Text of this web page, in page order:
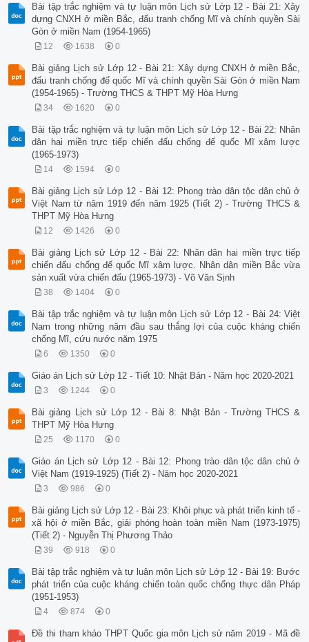
Bài tập trắc nghiệm và tự luận môn Lịch sử Lớp 12 - Bài 21: Xây
dựng CNXH ở miền Bắc, đấu tranh chống Mĩ và chính quyền Sài
Gòn ở miền Nam (1954-1965)
12 1638 0
Bài giảng Lịch sử Lớp 12 - Bài 21: Xây dựng CNXH ở miền Bắc,
đấu tranh chống đế quốc Mĩ và chính quyền Sài Gòn ở miền Nam
(1954-1965) - Trường THCS & THPT Mỹ Hòa Hưng
34 1620 0
Bài tập trắc nghiệm và tự luận môn Lịch sử Lớp 12 - Bài 22: Nhân
dân hai miền trực tiếp chiến đấu chống đế quốc Mĩ xâm lược
(1965-1973)
14 1594 0
Bài giảng Lịch sử Lớp 12 - Bài 12: Phong trào dân tộc dân chủ ở
Việt Nam từ năm 1919 đến năm 1925 (Tiết 2) - Trường THCS &
THPT Mỹ Hòa Hưng
12 1426 0
Bài giảng Lịch sử Lớp 12 - Bài 22: Nhân dân hai miền trực tiếp
chiến đấu chống đế quốc Mĩ xâm lược. Nhân dân miền Bắc vừa
sản xuất vừa chiến đấu (1965-1973) - Võ Văn Sịnh
38 1404 0
Bài tập trắc nghiệm và tự luận môn Lịch sử Lớp 12 - Bài 24: Việt
Nam trong những năm đầu sau thắng lợi của cuộc kháng chiến
chống Mĩ, cứu nước năm 1975
6 1350 0
Giáo án Lịch sử Lớp 12 - Tiết 10: Nhật Bản - Năm học 2020-2021
3 1244 0
Bài giảng Lịch sử Lớp 12 - Bài 8: Nhật Bản - Trường THCS &
THPT Mỹ Hòa Hưng
25 1170 0
Giáo án Lịch sử Lớp 12 - Bài 12: Phong trào dân tộc dân chủ ở
Việt Nam (1919-1925) (Tiết 2) - Năm học 2020-2021
3 986 0
Bài giảng Lịch sử Lớp 12 - Bài 23: Khôi phục và phát triển kinh tế -
xã hội ở miền Bắc, giải phóng hoàn toàn miền Nam (1973-1975)
(Tiết 2) - Nguyễn Thị Phương Thảo
39 918 0
Bài tập trắc nghiệm và tự luận môn Lịch sử Lớp 12 - Bài 19: Bước
phát triển của cuộc kháng chiến toàn quốc chống thực dân Pháp
(1951-1953)
4 874 0
Đề thi tham khảo THPT Quốc gia môn Lịch sử năm 2019 - Mã đề